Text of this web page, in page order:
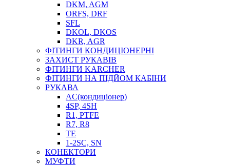
DKM, AGM
ORFS, DRF
SFL
DKOL, DKOS
DKR, AGR
ФІТИНГИ КОНДИЦІОНЕРНІ
ЗАХИСТ РУКАВІВ
ФІТИНГИ KARCHER
ФІТИНГИ НА ПІДЙОМ КАБІНИ
РУКАВА
AC(кондиціонер)
4SP, 4SH
R1, PTFE
R7, R8
TE
1-2SC, SN
КОНЕКТОРИ
МУФТИ